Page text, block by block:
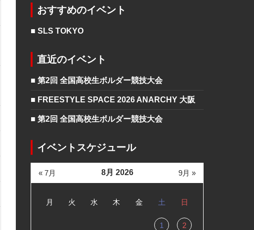
おすすめのイベント
■ SLS TOKYO
直近のイベント
■ 第2回 全国高校生ボルダー競技大会
■ FREESTYLE SPACE 2026 ANARCHY 大阪
■ 第2回 全国高校生ボルダー競技大会
イベントスケジュール
8月 2026
月 火 水 木 金 土 日
1 2
« 7月 9月 »